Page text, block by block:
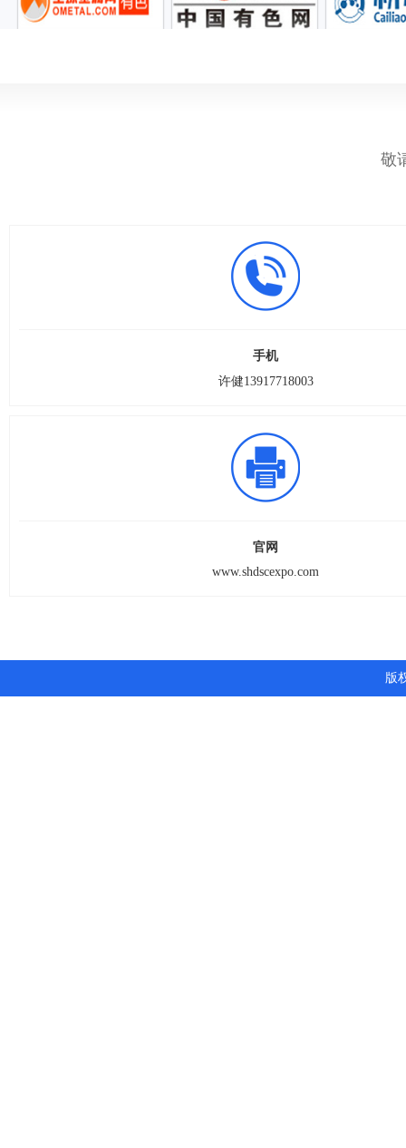
敬
手机
许健13917718003
官网
www.shdscexpo.com
版